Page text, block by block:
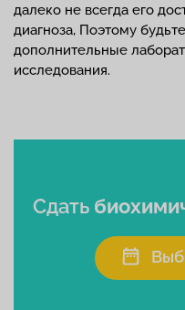
далеко не всегда его
диагноза, Поэтому
дополнительные
исследования.
Сдать